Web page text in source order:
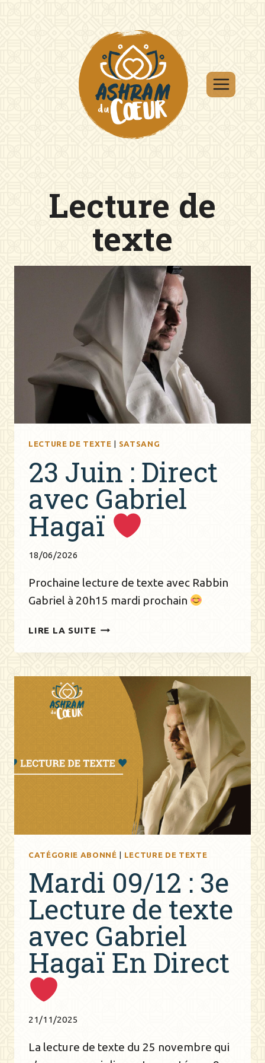
Lecture de
texte
LECTURE DE TEXTE SATSANG
23 Juin : Direct
avec Gabriel
Hagaï
18/06/2026
Prochaine lecture de texte avec Rabbin
Gabriel à 20h15 mardi prochain
LIRE LA SUITE 23
:
AVEC
GABRIEL
CATÉGORIE ABONNÉ LECTURE DE TEXTE
Mardi 09/12 : 3e
Lecture de texte
avec Gabriel
Hagaï En Direct
21/11/2025
La lecture de texte du 25 novembre qui